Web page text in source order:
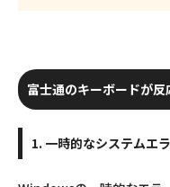
富士通のキーボードが
1. 一時的なシステムエ